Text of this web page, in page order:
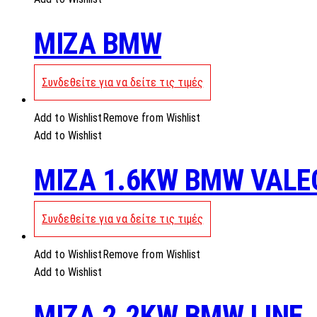
MIZA BMW
Συνδεθείτε για να δείτε τις τιμές
Add to Wishlist Remove from Wishlist
Add to Wishlist
MIZA 1.6KW BMW
Συνδεθείτε για να δείτε τις τιμές
Add to Wishlist Remove from Wishlist
Add to Wishlist